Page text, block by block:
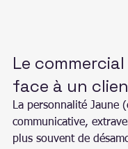
Le
face à un
La personnalité Jaune
communicative,
plus souvent de